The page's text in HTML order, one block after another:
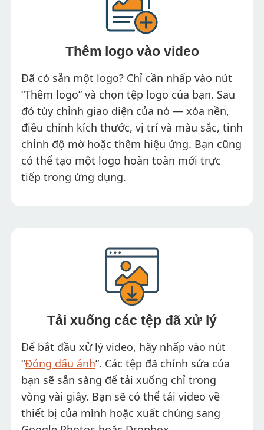
Thêm logo vào video
Đã có sẵn một logo? Chỉ cần nhấp vào nút
“Thêm logo” và chọn tệp logo của bạn. Sau
đó tùy chỉnh giao diện của nó — xóa nền,
điều chỉnh kích thước, vị trí và màu sắc, tinh
chỉnh độ mờ hoặc thêm hiệu ứng. Bạn cũng
có thể tạo một logo hoàn toàn mới trực
tiếp trong ứng dụng.
Tải xuống các tệp đã xử lý
Để bắt đầu xử lý video, hãy nhấp vào nút
“Đóng dấu ảnh”. Các tệp đã chỉnh sửa của
bạn sẽ sẵn sàng để tải xuống chỉ trong
vòng vài giây. Bạn sẽ có thể tải video về
thiết bị của mình hoặc xuất chúng sang